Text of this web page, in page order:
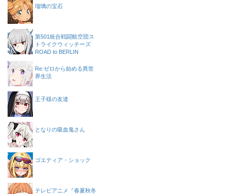
瑠璃の宝石
第501統合戦闘航空団ス
トライクウィッチーズ
ROAD to BERLIN
Re:ゼロから始める異世
界生活
王子様の友達
となりの吸血鬼さん
ゴエティア・ショック
テレビアニメ『春夏秋冬